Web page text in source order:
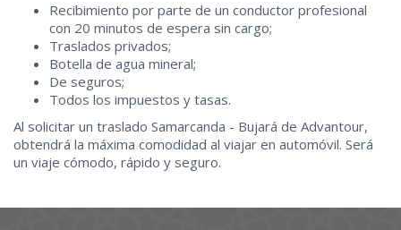
Recibimiento por parte de un conductor profesional
con 20 minutos de espera sin cargo;
Traslados privados;
Botella de agua mineral;
De seguros;
Todos los impuestos y tasas.
Al solicitar un traslado Samarcanda - Bujará de Advantour,
obtendrá la máxima comodidad al viajar en automóvil. Será
un viaje cómodo, rápido y seguro.